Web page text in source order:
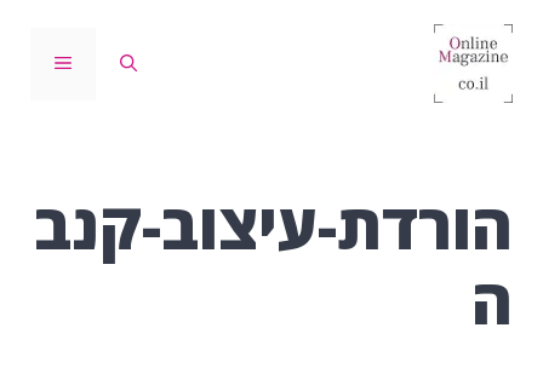
לדלג
לתוכן
תפריט
הורדת-עיצוב-קנב
ה